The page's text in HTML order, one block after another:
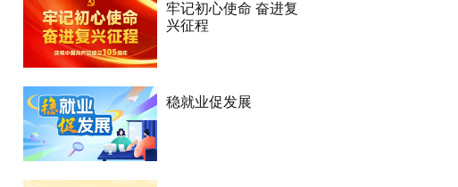
牢记初心使命 奋进复
兴征程
稳就业促发展